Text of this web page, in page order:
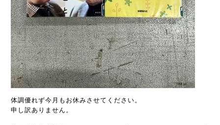
体調優れず今月もお休みさせてください。
申し訳ありません。